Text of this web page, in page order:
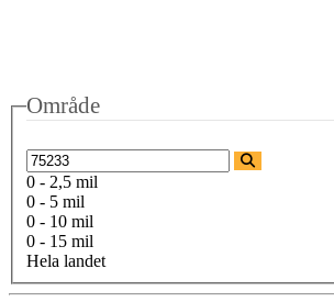
Område
0 - 2,5 mil
0 - 5 mil
0 - 10 mil
0 - 15 mil
Hela landet